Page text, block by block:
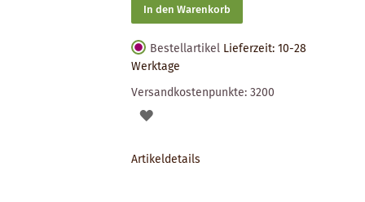
In den Warenkorb
Bestellartikel Lieferzeit: 10-28
Werktage
Versandkostenpunkte:3200
AUF
Artikeldetails